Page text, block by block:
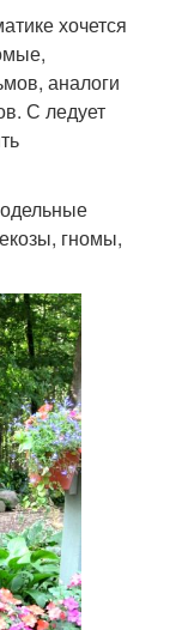
хочется
аналоги
С ледует
гномы,